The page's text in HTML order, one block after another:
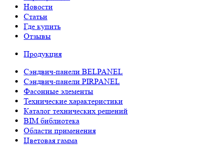
Новости
Статьи
Где купить
Отзывы
Продукция
Сэндвич-панели BELPANEL
Сэндвич-панели PIRPANEL
Фасонные элементы
Технические характеристики
Каталог технических решений
BIM библиотека
Области применения
Цветовая гамма